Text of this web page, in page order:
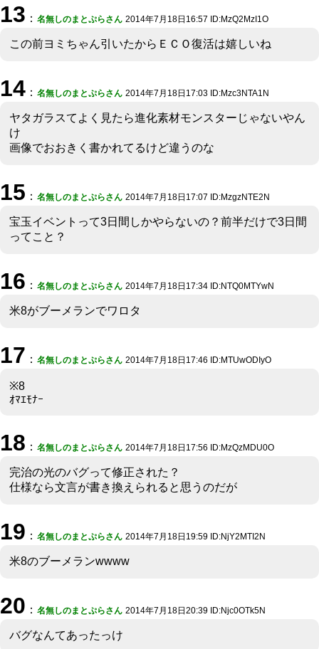
13 ： 名無しのまとぷらさん 2014年7月18日16:57 ID:MzQ2MzI1O
この前ヨミちゃん引いたからＥＣＯ復活は嬉しいね
14 ： 名無しのまとぷらさん 2014年7月18日17:03 ID:Mzc3NTA1N
ヤタガラスてよく見たら進化素材モンスターじゃないやん
け
画像でおおきく書かれてるけど違うのな
15 ： 名無しのまとぷらさん 2014年7月18日17:07 ID:MzgzNTE2N
宝玉イベントって3日間しかやらないの？前半だけで3日間
ってこと？
16 ： 名無しのまとぷらさん 2014年7月18日17:34 ID:NTQ0MTYwN
米8がブーメランでワロタ
17 ： 名無しのまとぷらさん 2014年7月18日17:46 ID:MTUwODIyO
※8
ｵﾏｴﾓﾅｰ
18 ： 名無しのまとぷらさん 2014年7月18日17:56 ID:MzQzMDU0O
完治の光のバグって修正された？
仕様なら文言が書き換えられると思うのだが
19 ： 名無しのまとぷらさん 2014年7月18日19:59 ID:NjY2MTI2N
米8のブーメランwwww
20 ： 名無しのまとぷらさん 2014年7月18日20:39 ID:Njc0OTk5N
バグなんてあったっけ